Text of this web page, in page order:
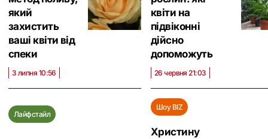
який
захистить
ваші квіти від
спеки
3 липня 10:56
квіти на
підвіконні
дійсно
допоможуть
26 червня 21:03
Лайфстайл
Шоу BIZ
Христину